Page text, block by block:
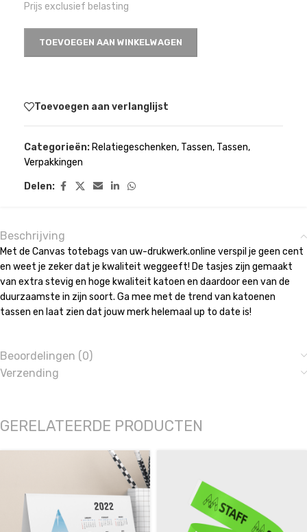
Prijs exclusief belasting
TOEVOEGEN AAN WINKELWAGEN
Toevoegen aan verlanglijst
Categorieën: Relatiegeschenken, Tassen, Tassen,
Verpakkingen
Delen:
Beschrijving
Met de Canvas totebags van uw-drukwerk.online verspil je geen cent
en weet je zeker dat je kwaliteit weggeeft! De tasjes zijn gemaakt
van extra stevig en hoge kwaliteit katoen en daardoor een van de
duurzaamste in zijn soort. Ga mee met de trend van katoenen
tassen en laat zien dat jouw merk helemaal up to date is!
Beoordelingen (0)
Verzending
GERELATEERDE PRODUCTEN